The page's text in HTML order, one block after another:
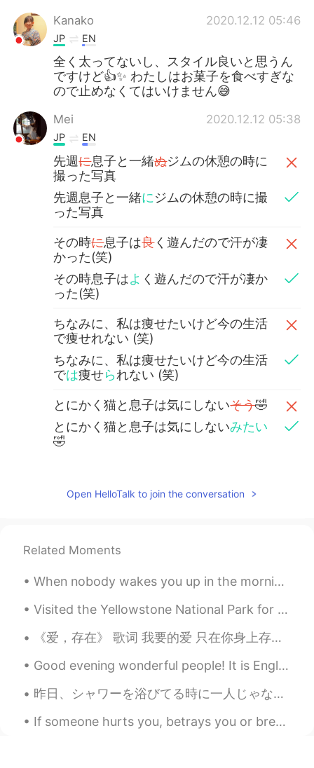
Kanako 2020.12.12 05:46
JP EN
全く太ってないし、スタイル良いと思うん
ですけど👍✨ わたしはお菓子を食べすぎな
ので止めなくてはいけません😅
Mei 2020.12.12 05:38
JP EN
先週に息子と一緒ぬジムの休憩の時に
撮った写真
先週息子と一緒にジムの休憩の時に撮
った写真
その時に息子は良く遊んだので汗が凄
かった(笑)
その時息子はよ く遊んだので汗が凄か
った(笑)
ちなみに、私は痩せたいけど今の生活
で痩せれない (笑)
ちなみに、私は痩せたいけど今の生活
では痩せられない (笑)
とにかく猫と息子は気にしないそう🤣
とにかく猫と息子は気にしないみたい
🤣
EN JPCNKR
筋肉を鍛えて出来てるのに、痩せたい(笑笑
Mia 2020.12.12 05:17
JP EN
私も痩せられません。痩せたいけれど食べ
るのが楽しいからです。息子さんは幸せそ
うな顔をしていますね。
Open HelloTalk to join the conversation
Related Moments
When nobody wakes you up in the morning, and when nobody is at home waiting for you at night, you...
Visited the Yellowstone National Park for the weekend. There are a lot of hot springs and geysers...
《爱，存在》 歌词 我要的爱 只在你身上存在 要不是你 不会哭得笑得傻得像小孩 在一起不简单 别轻易说分开 你给的爱 都变成我的依赖 依赖着你的我 可以尽情不勇敢 因为你 我相信爱存在 In...
Good evening wonderful people! It is English speaking practice time again. If you want to prac...
昨日、シャワーを浴びてる時に一人じゃないと気にした Yesterday, while taking a shower I realized I wasn’t alone シャワーカーテンの後ろ...
If someone hurts you, betrays you or breaks your heart, forgive them for they have helped you to ...